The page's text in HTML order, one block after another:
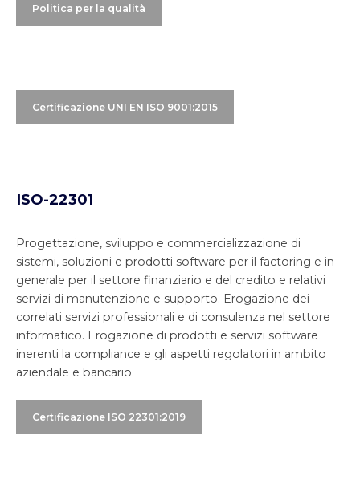
Politica per la qualità
Certificazione UNI EN ISO 9001:2015
ISO-22301
Progettazione, sviluppo e commercializzazione di
sistemi, soluzioni e prodotti software per il factoring e in
generale per il settore finanziario e del credito e relativi
servizi di manutenzione e supporto. Erogazione dei
correlati servizi professionali e di consulenza nel settore
informatico. Erogazione di prodotti e servizi software
inerenti la compliance e gli aspetti regolatori in ambito
aziendale e bancario.
Certificazione ISO 22301:2019